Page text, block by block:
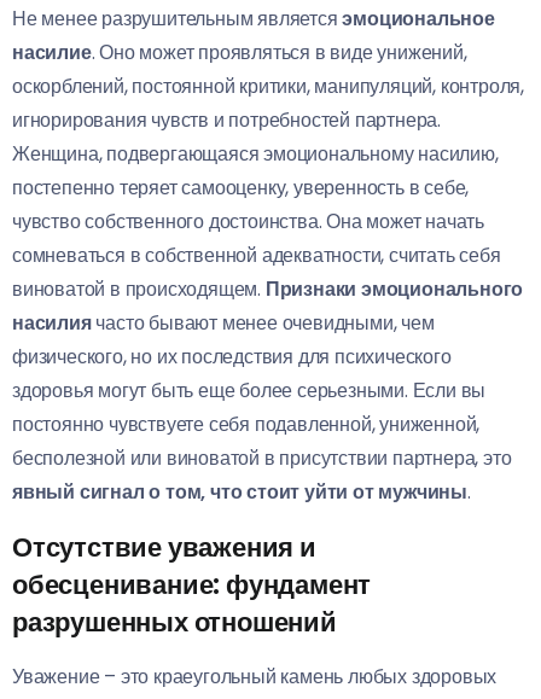
Не менее разрушительным являетсяэмоциональное
насилие. Оно может проявляться в виде унижений,
оскорблений, постоянной критики, манипуляций, контроля,
игнорирования чувств и потребностей партнера.
Женщина, подвергающаяся эмоциональному насилию,
постепенно теряет самооценку, уверенность в себе,
чувство собственного достоинства. Она может начать
сомневаться в собственной адекватности, считать себя
виноватой в происходящем. Признаки эмоционального
насилиячасто бывают менее очевидными, чем
физического, но их последствия для психического
здоровья могут быть еще более серьезными. Если вы
постоянно чувствуете себя подавленной, униженной,
бесполезной или виноватой в присутствии партнера, это
явный сигнал о том, что стоит уйти от мужчины.
Отсутствие уважения и
обесценивание: фундамент
разрушенных отношений
Уважение – это краеугольный камень любых здоровых